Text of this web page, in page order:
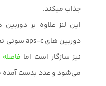
جذاب میکند.
این لنز علاوه بر
نیز سازگار است اما فاصله